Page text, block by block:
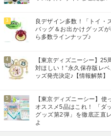
3
良デザイン多数！「トイ・
バッグ＆お出かけグッズ
ら多数ラインナップ♪
4
【東京ディズニーシー】25
対ほしい！“永久保存版レ
ッズ発売決定♪【情報解禁】
5
【東京ディズニーシー】使
オススメ5品はこれ！ 「ダ
グッズ第2弾」を徹底正直
よ